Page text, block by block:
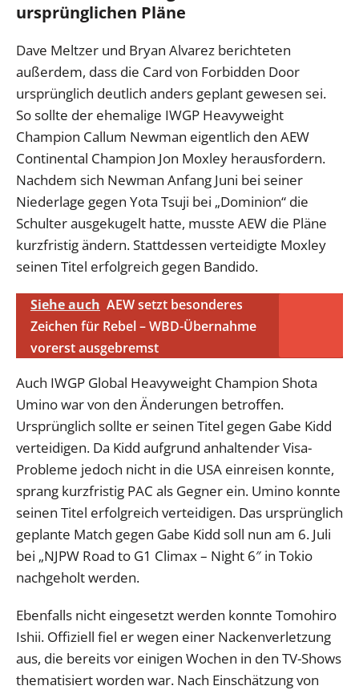
ursprünglichen Pläne
Dave Meltzer und Bryan Alvarez berichteten
außerdem, dass die Card von Forbidden Door
ursprünglich deutlich anders geplant gewesen sei.
So sollte der ehemalige IWGP Heavyweight
Champion Callum Newman eigentlich den AEW
Continental Champion Jon Moxley herausfordern.
Nachdem sich Newman Anfang Juni bei seiner
Niederlage gegen Yota Tsuji bei „Dominion“ die
Schulter ausgekugelt hatte, musste AEW die Pläne
kurzfristig ändern. Stattdessen verteidigte Moxley
seinen Titel erfolgreich gegen Bandido.
Siehe auch AEW setzt besonderes
Zeichen für Rebel – WBD-Übernahme
vorerst ausgebremst
Auch IWGP Global Heavyweight Champion Shota
Umino war von den Änderungen betroffen.
Ursprünglich sollte er seinen Titel gegen Gabe Kidd
verteidigen. Da Kidd aufgrund anhaltender Visa-
Probleme jedoch nicht in die USA einreisen konnte,
sprang kurzfristig PAC als Gegner ein. Umino konnte
seinen Titel erfolgreich verteidigen. Das ursprünglich
geplante Match gegen Gabe Kidd soll nun am 6. Juli
bei „NJPW Road to G1 Climax – Night 6″ in Tokio
nachgeholt werden.
Ebenfalls nicht eingesetzt werden konnte Tomohiro
Ishii. Offiziell fiel er wegen einer Nackenverletzung
aus, die bereits vor einigen Wochen in den TV-Shows
thematisiert worden war. Nach Einschätzung von